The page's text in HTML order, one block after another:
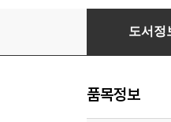
쏙쏙 들어오는
도서정
품목정보